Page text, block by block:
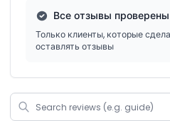
Все отзывы проверены
Только клиенты, которые
оставлять отзывы